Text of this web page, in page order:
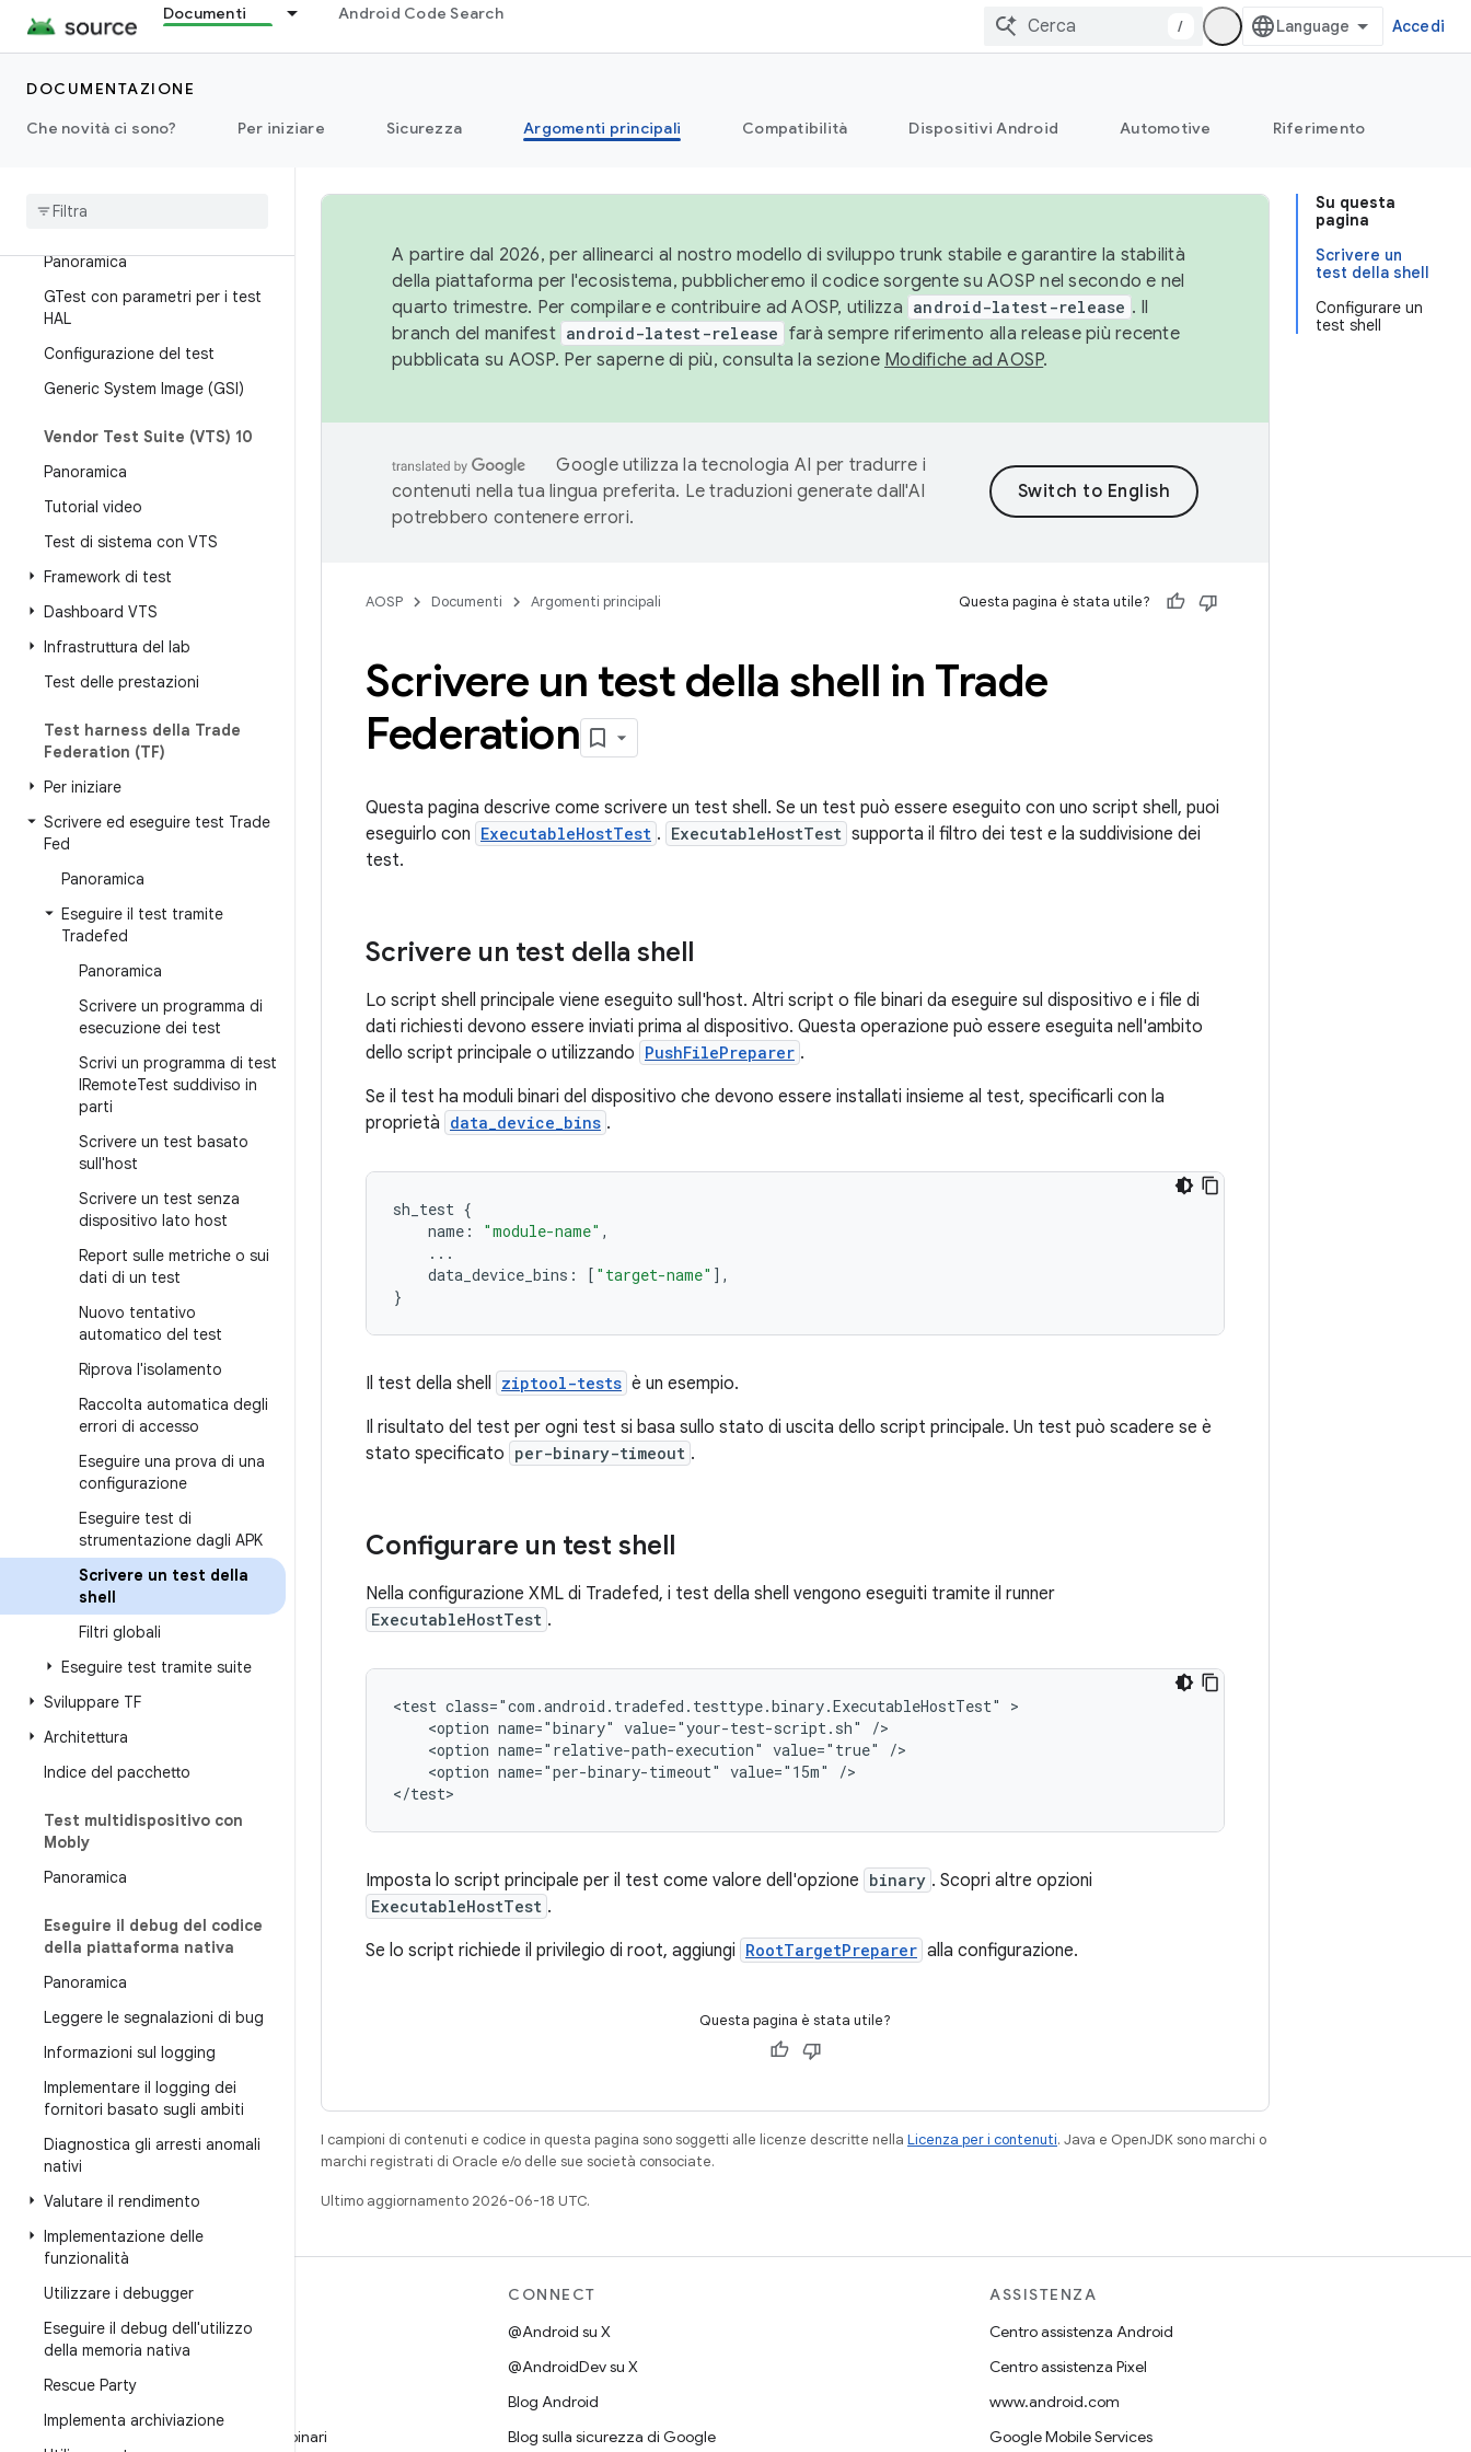
Documenti Android Code Search
/ Accedi
DOCUMENTAZIONE
Che novità ci sono?
Per iniziare Sicurezza Argomenti principali Compatibilità Dispositivi Android Automotive Riferimento
GoogleTests (GTests)
Panoramica
GTest con parametri per i test
HAL
Configurazione del test
Generic System Image (GSI)
Vendor Test Suite (VTS) 10
Panoramica
Tutorial video
Test di sistema con VTS
Framework di test
Dashboard VTS
Infrastruttura del lab
Test delle prestazioni
Test harness della Trade
Federation (TF)
Per iniziare
Scrivere ed eseguire test Trade
Fed
Panoramica
Eseguire il test tramite
Tradefed
Panoramica
Scrivere un programma di
esecuzione dei test
Scrivi un programma di test
IRemoteTest suddiviso in
parti
Scrivere un test basato
sull'host
Scrivere un test senza
dispositivo lato host
Report sulle metriche o sui
dati di un test
Nuovo tentativo
automatico del test
Riprova l'isolamento
Raccolta automatica degli
errori di accesso
Eseguire una prova di una
configurazione
Eseguire test di
strumentazione dagli APK
Scrivere un test della
shell
Filtri globali
Eseguire test tramite suite
Sviluppare TF
Architettura
Indice del pacchetto
Test multidispositivo con
Mobly
Panoramica
Eseguire il debug del codice
della piattaforma nativa
Panoramica
Leggere le segnalazioni di bug
Informazioni sul logging
Implementare il logging dei
fornitori basato sugli ambiti
Diagnostica gli arresti anomali
nativi
Valutare il rendimento
Implementazione delle
funzionalità
Utilizzare i debugger
Eseguire il debug dell'utilizzo
della memoria nativa
Rescue Party
Implementa archiviazione
Su questa
pagina
Scrivere un
test della shell
Configurare un
test shell
A partire dal 2026, per allinearci al nostro modello di sviluppo trunk stabile e garantire la stabilità
della piattaforma per l'ecosistema, pubblicheremo il codice sorgente su AOSP nel secondo e nel
quarto trimestre. Per compilare e contribuire ad AOSP, utilizza android-latest-release . Il
branch del manifest android-latest-release farà sempre riferimento alla release più recente
pubblicata su AOSP. Per saperne di più, consulta la sezione Modifiche ad AOSP.
Google utilizza la tecnologia AI per tradurre i
contenuti nella tua lingua preferita. Le traduzioni generate dall'AI
potrebbero contenere errori.
AOSP Documenti Argomenti principali Questa pagina è stata utile?
Scrivere un test della shell in Trade
Federation
Questa pagina descrive come scrivere un test shell. Se un test può essere eseguito con uno script shell, puoi
eseguirlo con ExecutableHostTest . ExecutableHostTest supporta il filtro dei test e la suddivisione dei
test.
Scrivere un test della shell
Lo script shell principale viene eseguito sull'host. Altri script o file binari da eseguire sul dispositivo e i file di
dati richiesti devono essere inviati prima al dispositivo. Questa operazione può essere eseguita nell'ambito
dello script principale o utilizzando PushFilePreparer .
Se il test ha moduli binari del dispositivo che devono essere installati insieme al test, specificarli con la
proprietà data_device_bins .
sh_test {
name : "module-name" ,
...
data_device_bins : [ "target-name" ],
}
Il test della shell ziptool-tests è un esempio.
Il risultato del test per ogni test si basa sullo stato di uscita dello script principale. Un test può scadere se è
stato specificato per-binary-timeout .
Configurare un test shell
Nella configurazione XML di Tradefed, i test della shell vengono eseguiti tramite il runner
ExecutableHostTest .
<test class="com.android.tradefed.testtype.binary.ExecutableHostTest"
<option name="binary" value="your-test-script.sh"
<option name="relative-path-execution" value="true"
<option name="per-binary-timeout" value="15m"
/>
Imposta lo script principale per il test come valore dell'opzione binary . Scopri altre opzioni
ExecutableHostTest .
Se lo script richiede il privilegio di root, aggiungi RootTargetPreparer alla configurazione.
Questa pagina è stata utile?
I campioni di contenuti e codice in questa pagina sono soggetti alle licenze descritte nella Licenza per i contenuti. Java e OpenJDK sono marchi o
marchi registrati di Oracle e/o delle sue società consociate.
Ultimo aggiornamento 2026-06-18 UTC.
CREA
Repository per Android
Visualizza l'anteprima dei programmi binari
CONNECT
@Android su X
@AndroidDev su X
Blog Android
Blog sulla sicurezza di Google
ASSISTENZA
Centro assistenza Android
Centro assistenza Pixel
www.android.com
Google Mobile Services